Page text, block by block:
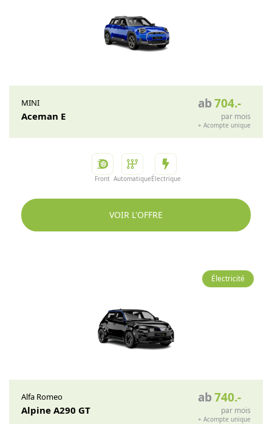
MINI
Aceman E
ab704.-
par mois
+ Acompte unique
Front AutomatiqueÉlectrique
VOIR L'OFFRE
Électricité
Alfa Romeo
Alpine A290 GT
ab740.-
par mois
+ Acompte unique